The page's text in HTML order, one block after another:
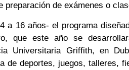
preparación de exámenes o
a 16 años- el programa
que este año se
Universitaria Griffith, en
de deportes, juegos, talleres,